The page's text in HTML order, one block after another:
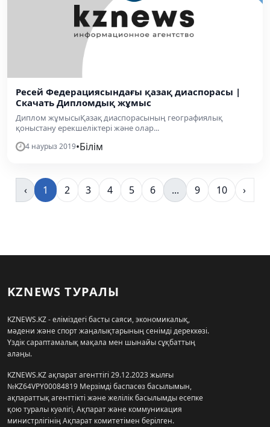
Ресей Федерациясындағы қазақ диаспорасы |
Скачать Дипломдық жұмыс
Диплом жұмысыҚазақ диаспорасының географиялық
қоныстану ерекшеліктері және олар...
4 наурыз 2019•Білім
‹ 1 2 3 4 5 6 ... 9 10 ›
KZNEWS ТУРАЛЫ
KZNEWS.KZ - еліміздегі басты саяси, экономикалық,
мәдени және спорт жаңалықтарының сенімді дереккөзі.
Үздік сараптамалық мақала мен шынайы сұқбаттың
алаңы.
KZNEWS.KZ ақпарат агенттігі 29.12.2023 жылғы
№KZ64VPY00084819 Мерзімді баспасөз басылымын,
ақпараттық агенттікті және желілік басылымды есепке
қою туралы куәлігі, Ақпарат және коммуникация
министрлігінің Ақпарат комитетімен берілген.